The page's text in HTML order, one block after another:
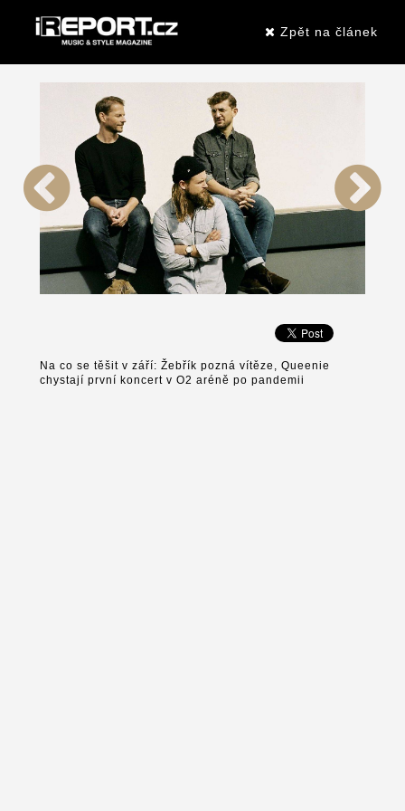
Zpět na článek
Na co se těšit v září: Žebřík pozná vítěze, Queenie
chystají první koncert v O2 aréně po pandemii